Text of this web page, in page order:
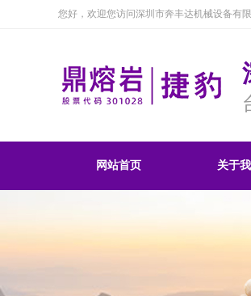
您好，欢迎您访问深圳市奔丰达机械设备有
网站首页 关于